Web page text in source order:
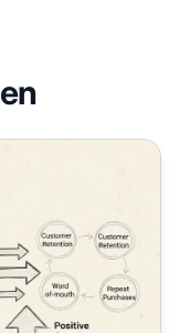
im Affiliate-